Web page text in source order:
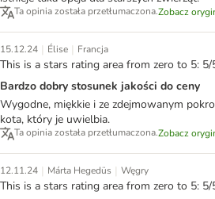
Ta opinia została przetłumaczona.Zobacz
15.12.24 | Élise | Francja
This is a stars rating area from zero to 5: 5/
Bardzo dobry stosunek jakości do ceny
Wygodne, miękkie i ze zdejmowanym
kota, który je uwielbia.
Ta opinia została przetłumaczona.Zobacz
12.11.24 | Márta Hegedüs | Węgry
This is a stars rating area from zero to 5: 5/